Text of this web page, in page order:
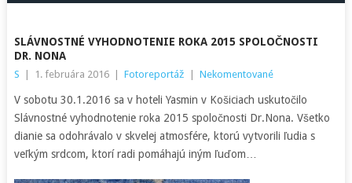
SLÁVNOSTNÉ VYHODNOTENIE ROKA 2015 SPOLOČNOSTI
DR. NONA
S 1. februára 2016 Fotoreportáž Nekomentované
V sobotu 30.1.2016 sa v hoteli Yasmin v Košiciach uskutočilo
Slávnostné vyhodnotenie roka 2015 spoločnosti Dr.Nona. Všetko
dianie sa odohrávalo v skvelej atmosfére, ktorú vytvorili ľudia s
veľkým srdcom, ktorí radi pomáhajú iným ľuďom…